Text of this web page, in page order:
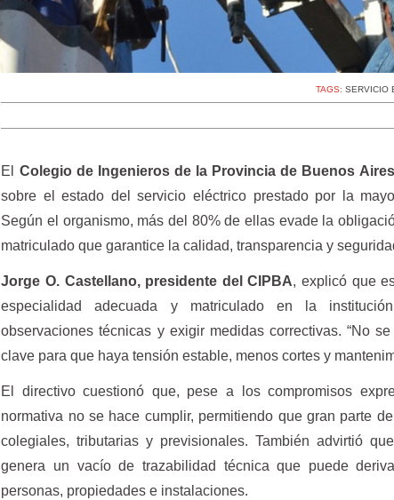
TAGS:SERVICIO
El Colegio de Ingenieros de la Provincia de Buenos
sobre el estado del servicio eléctrico prestado por la
Según el organismo, más del 80% de ellas evade la
matriculado que garantice la calidad, transparencia y
Jorge O. Castellano, presidente del CIPBA, explicó que
especialidad adecuada y matriculado en la
observaciones técnicas y exigir medidas correctivas. “No
clave para que haya tensión estable, menos cortes y
El directivo cuestionó que, pese a los compromisos
normativa no se hace cumplir, permitiendo que gran parte
colegiales, tributarias y previsionales. También advirtió
genera un vacío de trazabilidad técnica que puede
personas, propiedades e instalaciones.